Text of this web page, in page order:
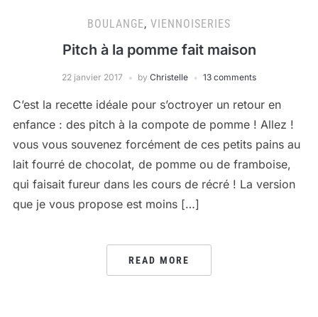
BOULANGE, VIENNOISERIES
Pitch à la pomme fait maison
22 janvier 2017 by Christelle 13 comments
C’est la recette idéale pour s’octroyer un retour en
enfance : des pitch à la compote de pomme ! Allez !
vous vous souvenez forcément de ces petits pains au
lait fourré de chocolat, de pomme ou de framboise,
qui faisait fureur dans les cours de récré ! La version
que je vous propose est moins […]
READ MORE